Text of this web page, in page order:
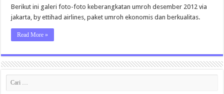
Foto
Berikut ini galeri foto-foto keberangkatan umroh desember 2012 via
jakarta, by ettihad airlines, paket umroh ekonomis dan berkualitas.
Read More »